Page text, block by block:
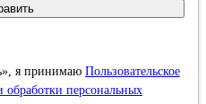
я принимаю Пользовательское
обработки персональных